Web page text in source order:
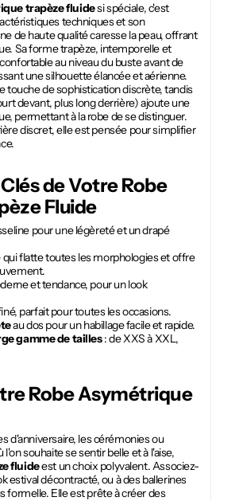
trapèze fluidesi spéciale, c'est
techniques et son
de haute qualité caresse la peau, offrant
Sa forme trapèze, intemporelle et
au niveau du buste avant de
une silhouette élancée et aérienne.
touche de sophistication discrète, tandis
devant, plus long derrière) ajoute une
permettant à la robe de se distinguer.
discret, elle est pensée pour simplifier
de VotreRobe
Fluide
pour une légèreté et un drapé
flatte toutes les morphologies et offre
et tendance, pour un look
parfait pour toutes les occasions.
au dos pour un habillage facile et rapide.
gamme de tailles: de XXS à XXL,
Robe Asymétrique
d'anniversaire, les cérémonies ou
souhaite se sentir belle et à l'aise,
fluideest un choix polyvalent. Associez-
estival décontracté, ou à des ballerines
formelle. Elle est prête à créer des